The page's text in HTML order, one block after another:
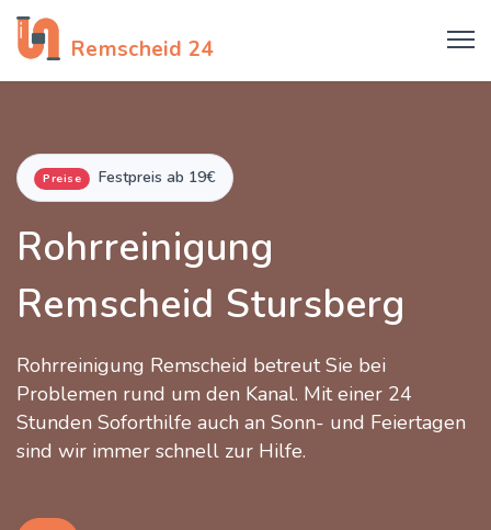
Remscheid 24
Preise Festpreis ab 19€
Rohrreinigung
Remscheid Stursberg
Rohrreinigung Remscheid betreut Sie bei
Problemen rund um den Kanal. Mit einer 24
Stunden Soforthilfe auch an Sonn- und Feiertagen
sind wir immer schnell zur Hilfe.